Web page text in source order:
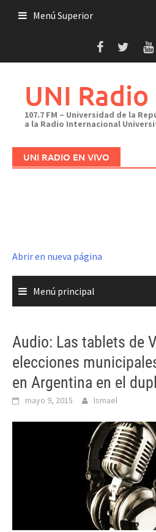
Menú Superior
UNI Radio
107.7 FM – Universidad de la
a la Radio Internacional
UNI RADIO EN VIVO
Abrir en nueva página
Menú principal
Audio: Las tablets de
elecciones
en Argentina en el
mayo 9, 2015 Ismael